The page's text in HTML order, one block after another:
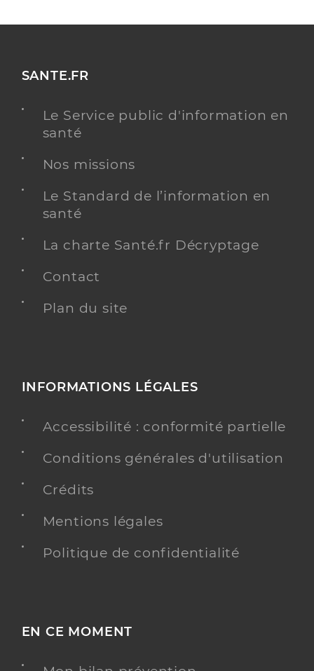
SANTE.FR
Le Service public d'information en
santé
Nos missions
Le Standard de l’information en
santé
La charte Santé.fr Décryptage
Contact
Plan du site
INFORMATIONS LÉGALES
Accessibilité : conformité partielle
Conditions générales d'utilisation
Crédits
Mentions légales
Politique de confidentialité
EN CE MOMENT